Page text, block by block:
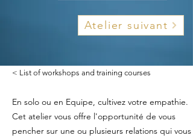
Atelier suivant
< List of workshops and training courses
En solo ou en Equipe, cultivez votre empathie.
Cet atelier vous offre l'opportunité de vous
pencher sur une ou plusieurs relations qui vous